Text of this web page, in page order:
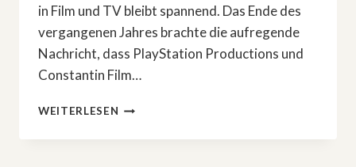
in Film und TV bleibt spannend. Das Ende des
vergangenen Jahres brachte die aufregende
Nachricht, dass PlayStation Productions und
Constantin Film…
WEITERLESEN »RESIDENT
REBOOT: